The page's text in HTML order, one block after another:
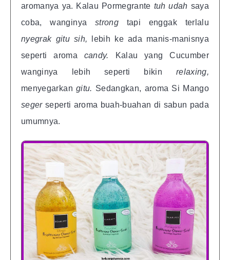
aromanya ya. Kalau Pormegrante tuh udah saya
coba, wanginya strong tapi enggak terlalu
nyegrak gitu sih,
lebih ke ada manis-manisnya
seperti aroma candy.
Kalau yang Cucumber
wanginya lebih seperti bikin relaxing,
menyegarkan gitu. Sedangkan, aroma Si Mango
seger seperti aroma buah-buahan di sabun pada
umumnya.